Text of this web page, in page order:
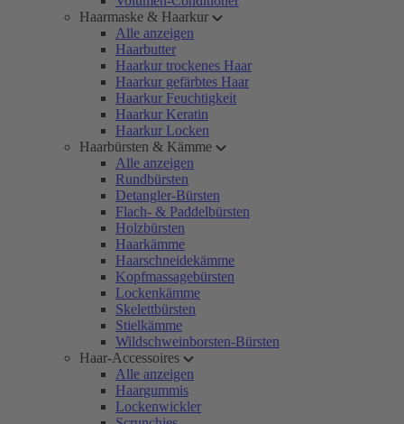
Haarmaske & Haarkur
Alle anzeigen
Haarbutter
Haarkur trockenes Haar
Haarkur gefärbtes Haar
Haarkur Feuchtigkeit
Haarkur Keratin
Haarkur Locken
Haarbürsten & Kämme
Alle anzeigen
Rundbürsten
Detangler-Bürsten
Flach- & Paddelbürsten
Holzbürsten
Haarkämme
Haarschneidekämme
Kopfmassagebürsten
Lockenkämme
Skelettbürsten
Stielkämme
Wildschweinborsten-Bürsten
Haar-Accessoires
Alle anzeigen
Haargummis
Lockenwickler